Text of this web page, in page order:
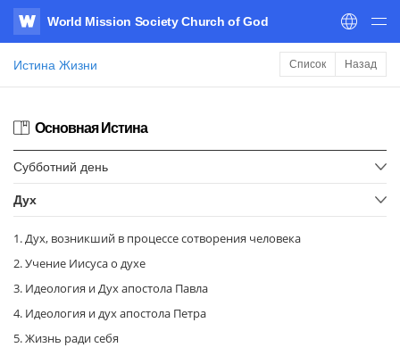
WATV
World Mission Society Church of God
Истина Жизни Список Назад
Основная Истина
Cубботний день
Дух
1. Дух, возникший в процессе сотворения человека
2. Учение Иисуса о духе
3. Идеология и Дух апостола Павла
4. Идеология и дух апостола Петра
5. Жизнь ради себя